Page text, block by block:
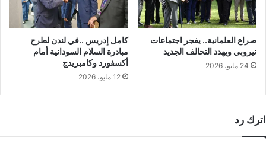
صراع العلمانية.. يفجر اجتماعات
نيروبي ويهدد التحالف الجديد
24 مايو، 2026
كامل إدريس ..في لندن لطرح
مبادرة السلام السودانية أمام
أكسفورد وكامبريدج
12 مايو، 2026
اترك رد